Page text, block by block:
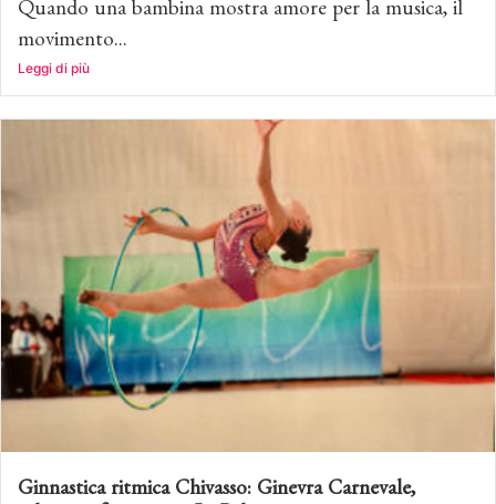
Quando una bambina mostra amore per la musica, il
movimento...
Leggi di più
Ginnastica ritmica Chivasso: Ginevra Carnevale,